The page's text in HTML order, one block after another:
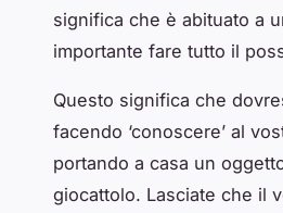
significa che è abituato a
importante fare tutto il
Questo significa che
facendo ‘conoscere’ al
portando a casa un
giocattolo. Lasciate che il